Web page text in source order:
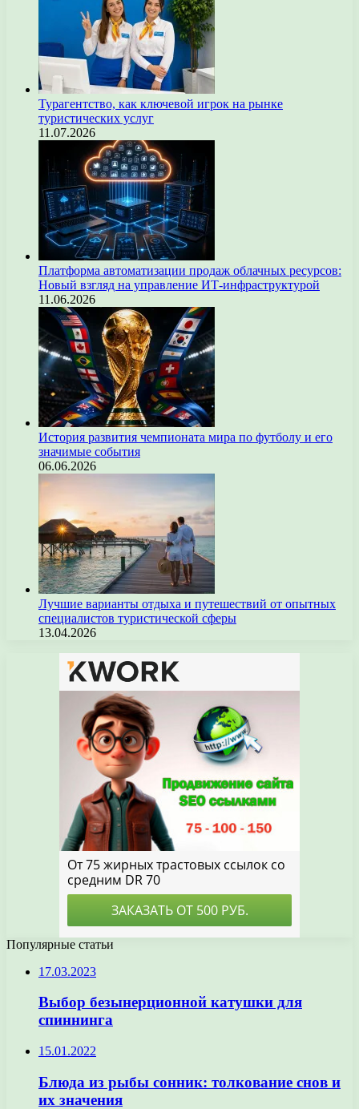
Турагентство, как ключевой игрок на рынке
туристических услуг
11.07.2026
Платформа автоматизации продаж облачных ресурсов:
Новый взгляд на управление ИТ-инфраструктурой
11.06.2026
История развития чемпионата мира по футболу и его
значимые события
06.06.2026
Лучшие варианты отдыха и путешествий от опытных
специалистов туристической сферы
13.04.2026
Популярные статьи
17.03.2023
Выбор безынерционной катушки для
спиннинга
15.01.2022
Блюда из рыбы сонник: толкование снов и
их значения